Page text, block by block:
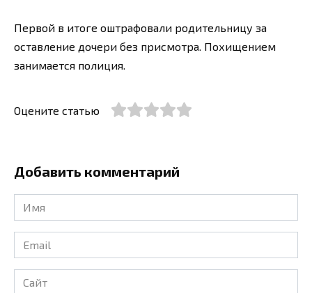
Первой в итоге оштрафовали родительницу за
оставление дочери без присмотра. Похищением
занимается полиция.
Оцените статью
Добавить комментарий
Имя
*
Email
*
Сайт